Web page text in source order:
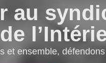
au
et ensemble,